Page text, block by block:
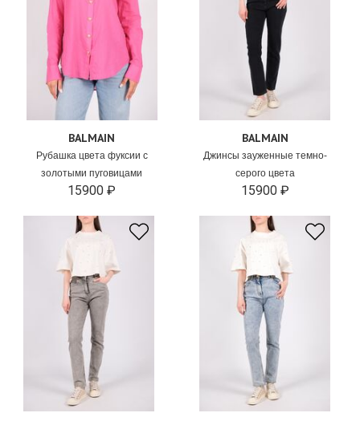
BALMAIN
Рубашка цвета фуксии с
золотыми пуговицами
15900 ₽
BALMAIN
Джинсы зауженные темно-
серого цвета
15900 ₽